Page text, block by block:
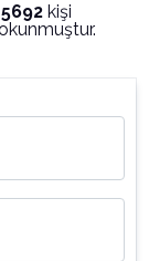
5692 kişi